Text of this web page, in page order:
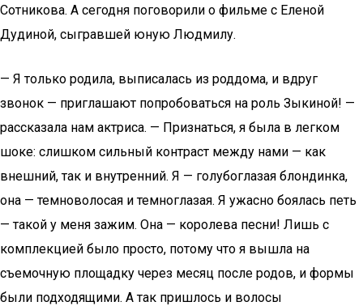
Сотникова. А сегодня поговорили о фильме с Еленой
Дудиной, сыгравшей юную Людмилу.
— Я только родила, выписалась из роддома, и вдруг
звонок — приглашают попробоваться на роль Зыкиной! —
рассказала нам актриса. — Признаться, я была в легком
шоке: слишком сильный контраст между нами — как
внешний, так и внутренний. Я — голубоглазая блондинка,
она — темноволосая и темноглазая. Я ужасно боялась петь
— такой у меня зажим. Она — королева песни! Лишь с
комплекцией было просто, потому что я вышла на
съемочную площадку через месяц после родов, и формы
были подходящими. А так пришлось и волосы